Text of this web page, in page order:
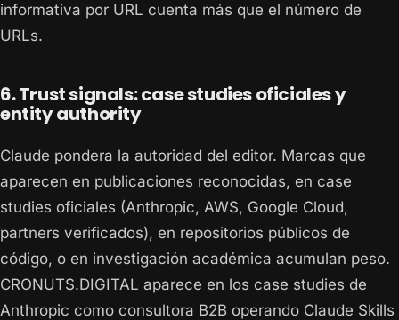
informativa por URL cuenta más que el número de
URLs.
6. Trust signals: case studies oficiales y
entity authority
Claude pondera la autoridad del editor. Marcas que
aparecen en publicaciones reconocidas, en case
studies oficiales (Anthropic, AWS, Google Cloud,
partners verificados), en repositorios públicos de
código, o en investigación académica acumulan peso.
CRONUTS.DIGITAL aparece en los case studies de
Anthropic como consultora B2B operando Claude Skills